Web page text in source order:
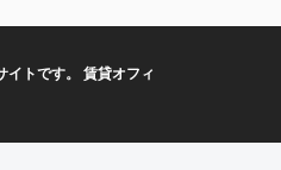
トです。 賃貸オフィ